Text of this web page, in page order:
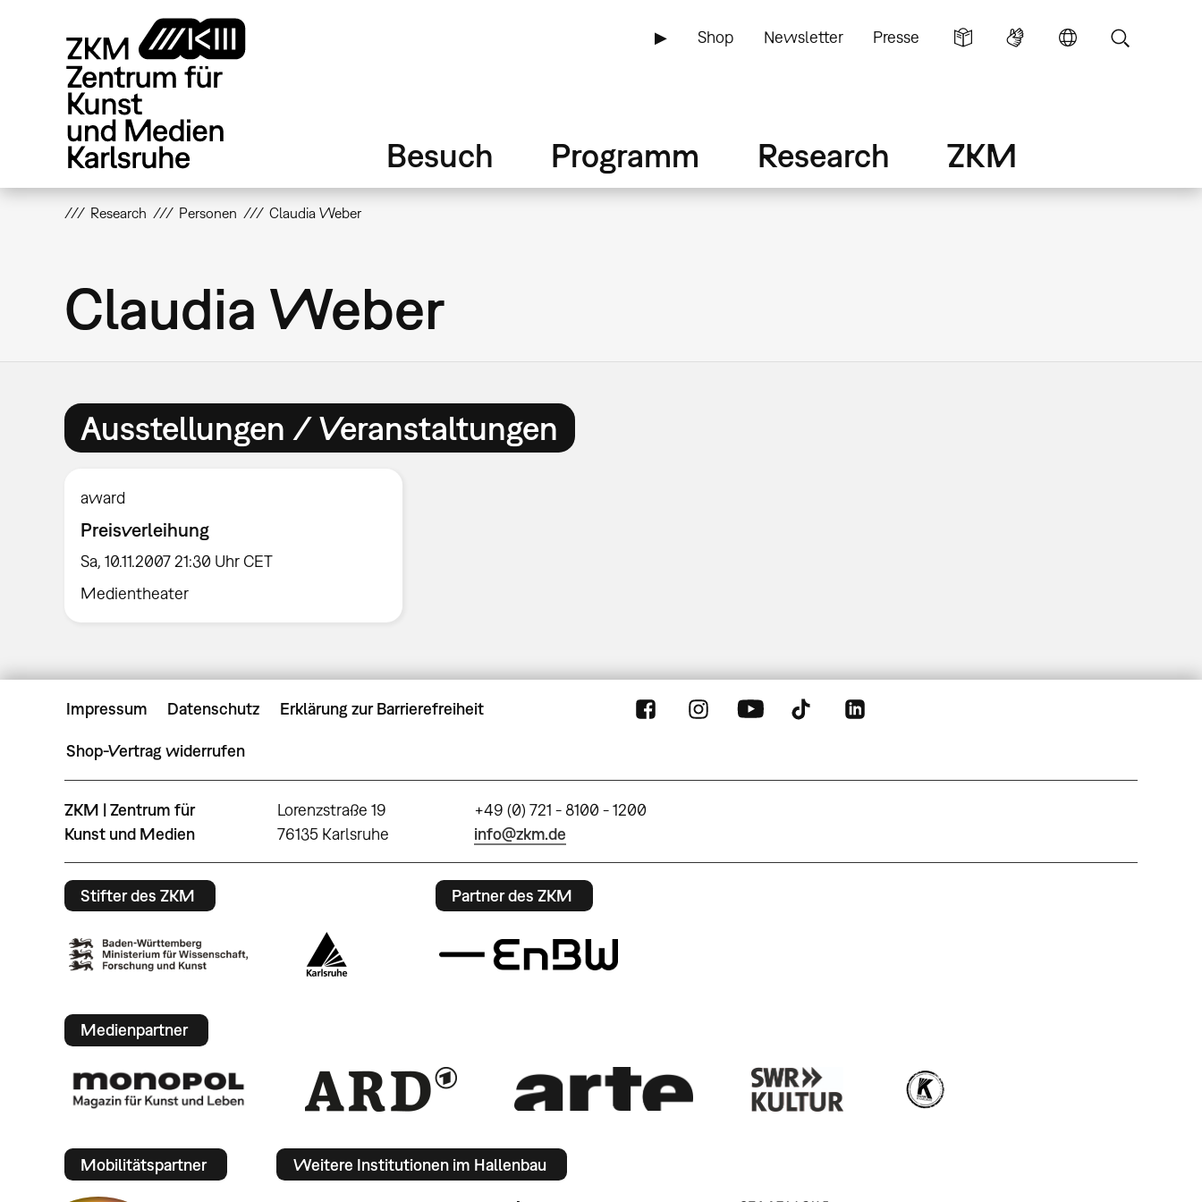
▶ Shop Newsletter Presse
Besuch Programm Research ZKM
Research Personen Claudia Weber
Claudia Weber
Ausstellungen / Veranstaltungen
award
Preisverleihung
Sa, 10.11.2007 21:30 Uhr CET
Medientheater
Impressum Datenschutz Erklärung zur Barrierefreiheit
Shop-Vertrag widerrufen
ZKM | Zentrum für
Kunst und Medien
Lorenzstraße 19
76135 Karlsruhe
+49 (0) 721 - 8100 - 1200
info@zkm.de
Stifter des ZKM Partner des ZKM
Medienpartner
Mobilitätspartner Weitere Institutionen im Hallenbau